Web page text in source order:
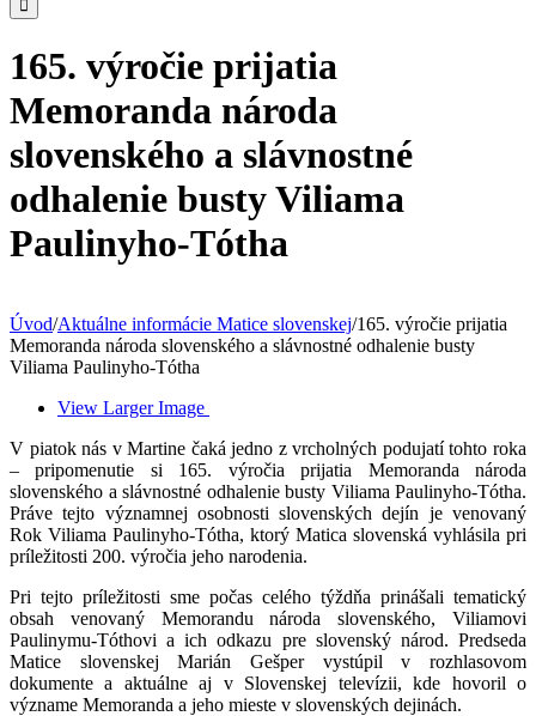
165. výročie prijatia
Memoranda národa
slovenského a slávnostné
odhalenie busty Viliama
Paulinyho-Tótha
Úvod/Aktuálne informácie Matice slovenskej/165. výročie prijatia
Memoranda národa slovenského a slávnostné odhalenie busty
Viliama Paulinyho-Tótha
View Larger Image
V piatok nás v Martine čaká jedno z vrcholných podujatí tohto roka
– pripomenutie si 165. výročia prijatia Memoranda národa
slovenského a slávnostné odhalenie busty Viliama Paulinyho-Tótha.
Práve tejto významnej osobnosti slovenských dejín je venovaný
Rok Viliama Paulinyho-Tótha, ktorý Matica slovenská vyhlásila pri
príležitosti 200. výročia jeho narodenia.
Pri tejto príležitosti sme počas celého týždňa prinášali tematický
obsah venovaný Memorandu národa slovenského, Viliamovi
Paulinymu-Tóthovi a ich odkazu pre slovenský národ. Predseda
Matice slovenskej Marián Gešper vystúpil v rozhlasovom
dokumente a aktuálne aj v Slovenskej televízii, kde hovoril o
význame Memoranda a jeho mieste v slovenských dejinách.